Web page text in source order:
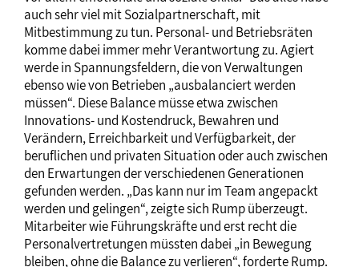
auch sehr viel mit Sozialpartnerschaft, mit
Mitbestimmung zu tun. Personal- und Betriebsräten
komme dabei immer mehr Verantwortung zu. Agiert
werde in Spannungsfeldern, die von Verwaltungen
ebenso wie von Betrieben „ausbalanciert werden
müssen“. Diese Balance müsse etwa zwischen
Innovations- und Kostendruck, Bewahren und
Verändern, Erreichbarkeit und Verfügbarkeit, der
beruflichen und privaten Situation oder auch zwischen
den Erwartungen der verschiedenen Generationen
gefunden werden. „Das kann nur im Team angepackt
werden und gelingen“, zeigte sich Rump überzeugt.
Mitarbeiter wie Führungskräfte und erst recht die
Personalvertretungen müssten dabei „in Bewegung
bleiben, ohne die Balance zu verlieren“, forderte Rump.